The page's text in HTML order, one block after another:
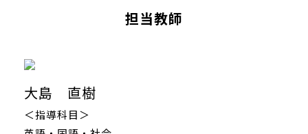
担当教師
大島 直樹
＜指導科目＞